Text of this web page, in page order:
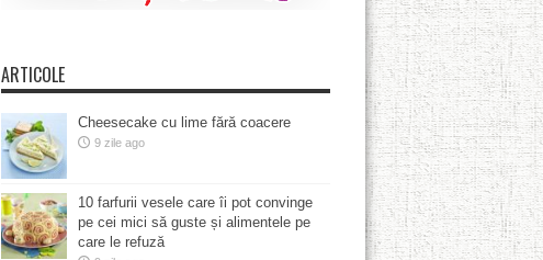
ARTICOLE
Cheesecake cu lime fără coacere
9 zile ago
10 farfurii vesele care îi pot convinge
pe cei mici să guste și alimentele pe
care le refuză